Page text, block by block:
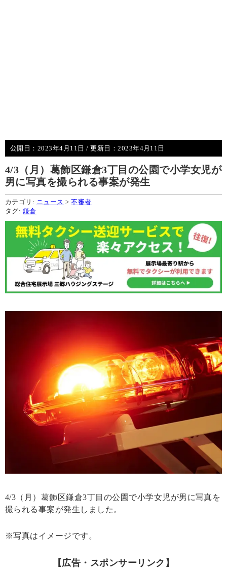
公開日： 2023年4月11日 / 更新日：2023年4月11日
4/3（月）葛飾区鎌倉3丁目の公園で小学女児が
男に写真を撮られる事案が発生
カテゴリ: ニュース >不審者
タグ: 鎌倉
4/3（月）葛飾区鎌倉3丁目の公園で小学女児が男に写真を
撮られる事案が発生しました。
※写真はイメージです。
【広告・スポンサーリンク】